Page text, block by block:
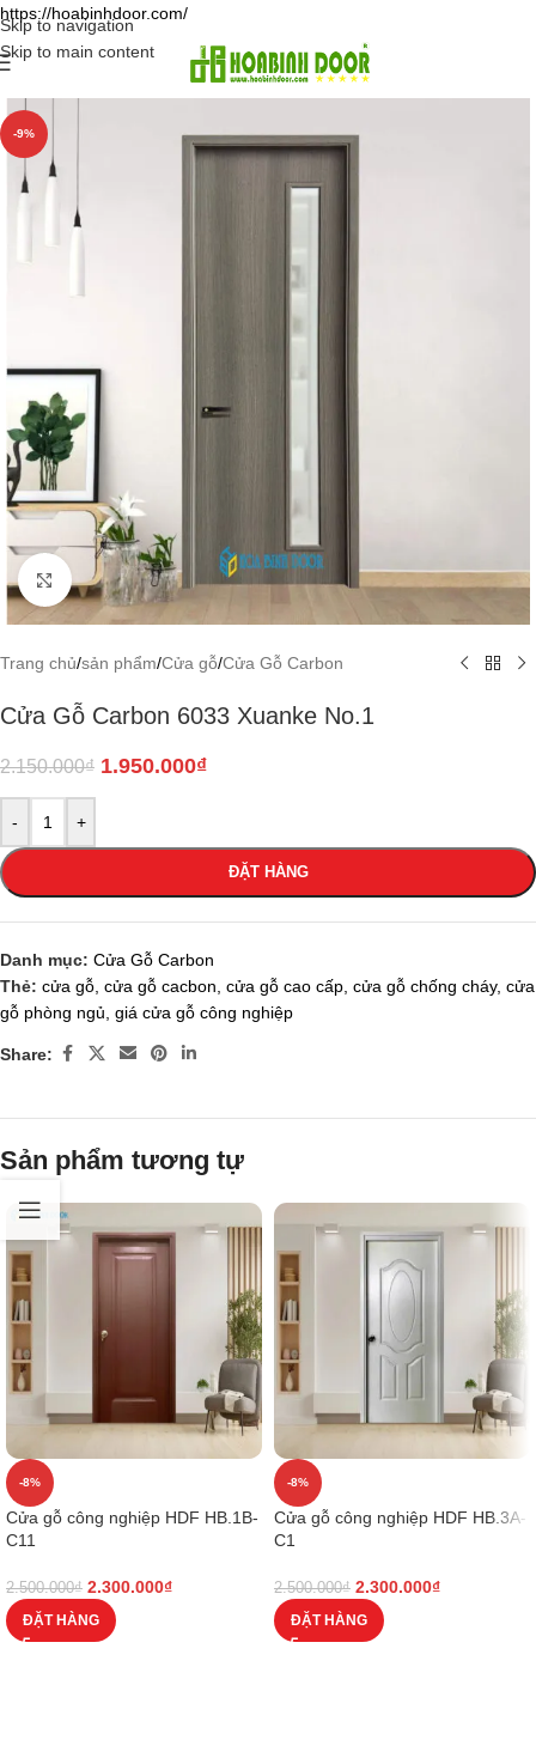
https://hoabinhdoor.com/
Skip to navigation
Skip to main content
-9%
Click to enlarge
Trang chủ/sản phẩm/Cửa gỗ/Cửa Gỗ Carbon
Cửa Gỗ Carbon 6033 Xuanke No.1
2.150.000₫ 1.950.000₫
- +
ĐẶT HÀNG
Danh mục: Cửa Gỗ Carbon
Thẻ: cửa gỗ cửa gỗ cacbon cửa gỗ cao cấp cửa gỗ chống cháy, cửa
gỗ phòng ngủ giá cửa gỗ công nghiệp
Share:
Sản phẩm tương tự
-8%
Cửa gỗ công nghiệp HDF HB.1B-
C11
2.500.000₫ 2.300.000₫
ĐẶT HÀNG
-8%
Cửa gỗ công nghiệp HDF HB.3A-
C1
2.500.000₫ 2.300.000₫
ĐẶT HÀNG